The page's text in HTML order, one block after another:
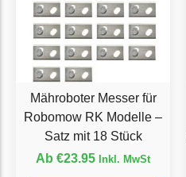
Etesia Messer
Begrenzungsdraht
Eufy
Ferrex
Begrenzungsdraht
Mähroboter Messer für
Robomow RK Modelle –
Satz mit 18 Stück
Ab €23.95 Inkl. MwSt